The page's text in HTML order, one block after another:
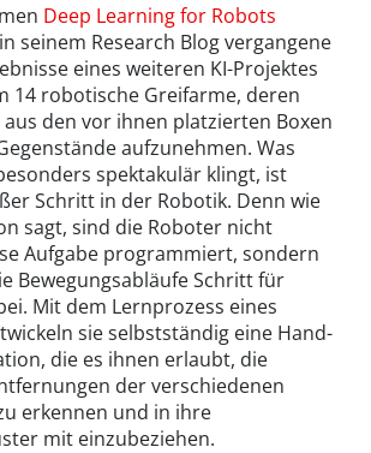
Deep Learning for Robots
seinem Research Blog vergangene
eines weiteren KI-Projektes
14 robotische Greifarme, deren
aus den vor ihnen platzierten Boxen
aufzunehmen. Was
spektakulär klingt, ist
Schritt in der Robotik. Denn wie
sagt, sind die Roboter nicht
Aufgabe programmiert, sondern
Bewegungsabläufe Schritt für
Mit dem Lernprozess eines
sie selbstständig eine Hand-
die es ihnen erlaubt, die
der verschiedenen
erkennen und in ihre
mit einzubeziehen.